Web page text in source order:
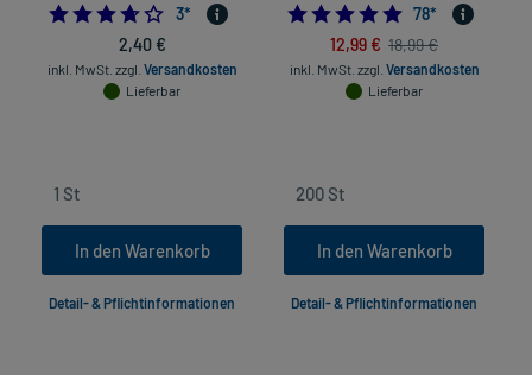
3.6666666666666665
3*
2,40 €
inkl. MwSt. zzgl. Versandkosten
Lieferbar
In den Warenkorb
Detail- & Pflichtinformationen
78*
12,99 € 18,99 €
inkl. MwSt. zzgl. Versandkosten
Lieferbar
In den Warenkorb
Detail- & Pflichtinformationen